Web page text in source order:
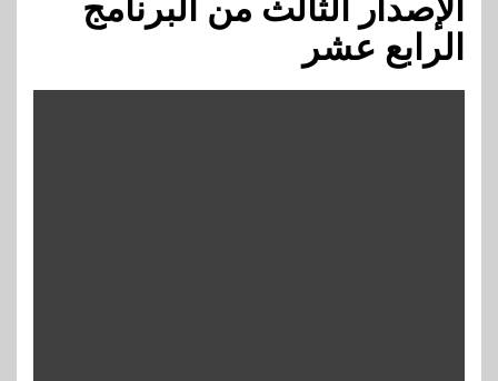
الإصدار الثالث من البرنامج
الرابع عشر